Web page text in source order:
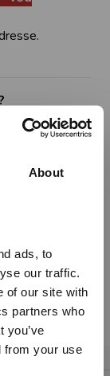
About
ads, to
our traffic.
of our site with
partners who
you’ve
from your use
eller trenger
sende oss